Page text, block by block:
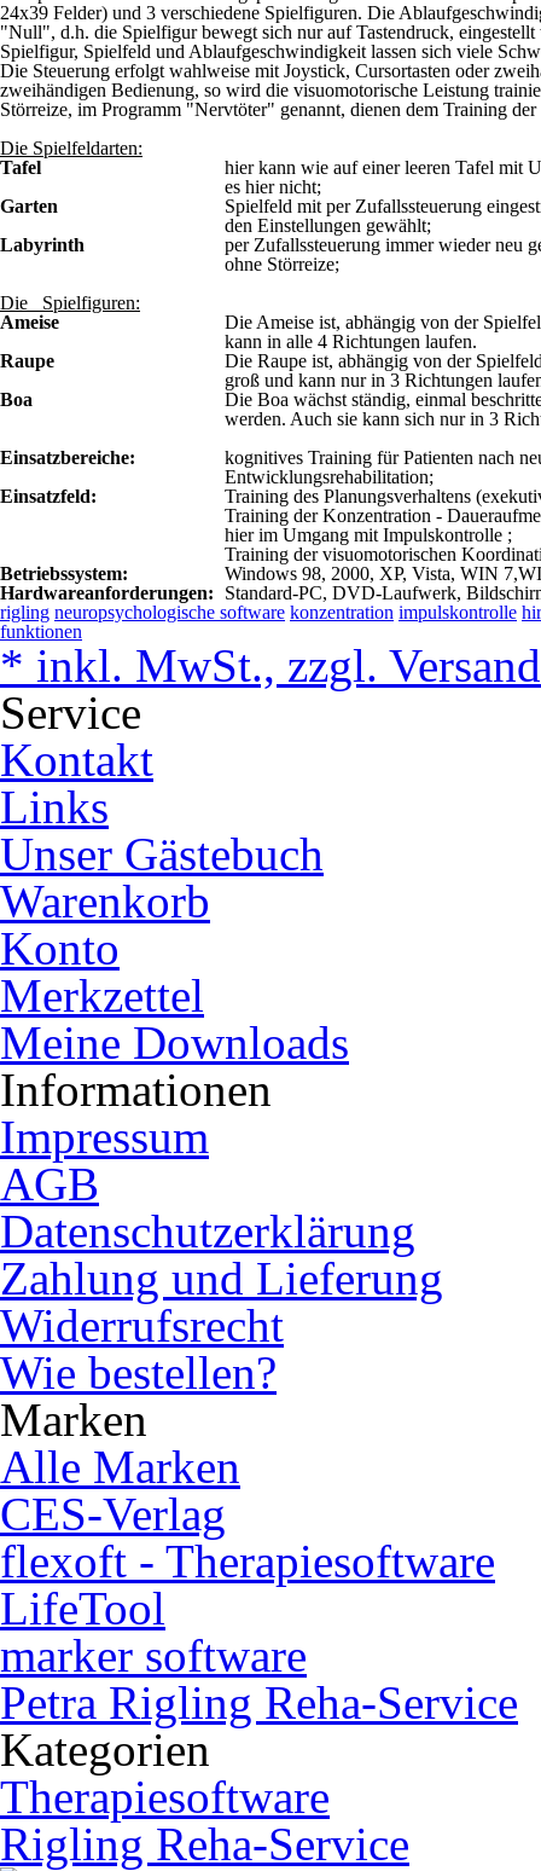
24x39 Felder) und 3 verschiedene Spielfiguren. Die
"Null", d.h. die Spielfigur bewegt sich nur auf Tastendruck,
Spielfigur, Spielfeld und Ablaufgeschwindigkeit lassen sich viele
Die Steuerung erfolgt wahlweise mit Joystick, Cursortasten oder
zweihändigen Bedienung, so wird die visuomotorische Leistung
Störreize, im Programm "Nervtöter" genannt, dienen dem Training
Die Spielfeldarten:
Tafel
hier kann wie auf einer leeren Tafel mit
es hier nicht;
Garten
Spielfeld mit per Zufallssteuerung
den Einstellungen gewählt;
Labyrinth
per Zufallssteuerung immer wieder neu
ohne Störreize;
Die Spielfiguren:
Ameise
Die Ameise ist, abhängig von der
kann in alle 4 Richtungen laufen.
Raupe
Die Raupe ist, abhängig von der
groß und kann nur in 3 Richtungen
Boa
Die Boa wächst ständig, einmal
werden. Auch sie kann sich nur in 3
Einsatzbereiche:
kognitives Training für Patienten nach
Entwicklungsrehabilitation;
Einsatzfeld:
Training des Planungsverhaltens
Training der Konzentration -
hier im Umgang mit Impulskontrolle ;
Training der visuomotorischen
Betriebssystem:
Windows 98, 2000, XP, Vista, WIN
Hardwareanforderungen:
Standard-PC, DVD-Laufwerk,
rigling neuropsychologische software konzentration impulskontrolle
funktionen
* inkl. MwSt., zzgl.
Service
Kontakt
Links
Unser Gästebuch
Warenkorb
Konto
Merkzettel
Meine Downloads
Informationen
Impressum
AGB
Datenschutzerklärung
Zahlung und Lieferung
Widerrufsrecht
Wie bestellen?
Marken
Alle Marken
CES-Verlag
flexoft - Therapiesoftware
LifeTool
marker software
Petra Rigling Reha-Service
Kategorien
Therapiesoftware
Rigling Reha-Service